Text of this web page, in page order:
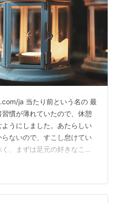
ja 当たり前という名の 最
慣が薄れていたので、休憩
うにしました。あたらしい
ないので、すこし怠けてい
、まずは足元の好きなこと
めてテコ入れしてみまし
。 草はひとりでに生える
Books Inc. Amazon まだ読み